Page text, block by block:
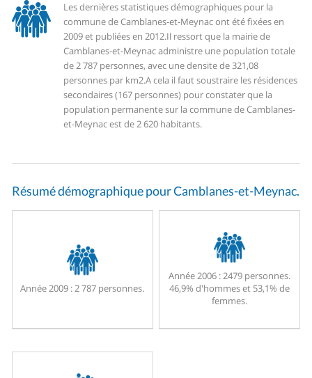
Les dernières statistiques démographiques pour la
commune de Camblanes-et-Meynac ont été fixées en
2009 et publiées en 2012.Il ressort que la mairie de
Camblanes-et-Meynac administre une population totale
de 2 787 personnes, avec une densite de 321,08
personnes par km2.A cela il faut soustraire les résidences
secondaires (167 personnes) pour constater que la
population permanente sur la commune de Camblanes-
et-Meynac est de 2 620 habitants.
Résumé démographique pour Camblanes-et-Meynac.
Année 2009 :2 787 personnes.
Année 2006 :2479 personnes.
46,9% d'hommes et 53,1% de
femmes.